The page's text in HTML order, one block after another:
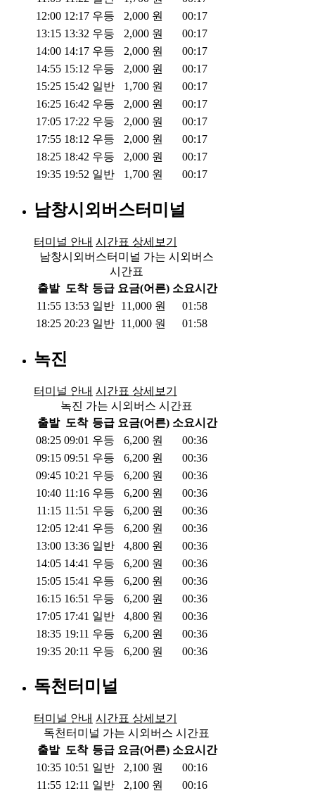
12:00 12:17 우등 2,000 원
00:17
13:15 13:32 우등 2,000 원
00:17
14:00 14:17 우등 2,000 원
00:17
14:55 15:12 우등 2,000 원
00:17
15:25 15:42 일반 1,700 원
00:17
16:25 16:42 우등 2,000 원
00:17
17:05 17:22 우등 2,000 원
00:17
17:55 18:12 우등 2,000 원
00:17
18:25 18:42 우등 2,000 원
00:17
19:35 19:52 일반 1,700 원 00:17
남창시외버스터미널
터미널 안내 시간표 상세보기
남창시외버스터미널 가는 시외버스
시간표
출발 도착 등급 요금(어른) 소요시간
11:55 13:53 일반 11,000 원
01:58
18:25 20:23 일반 11,000 원 01:58
녹진
터미널 안내 시간표 상세보기
녹진 가는 시외버스 시간표
출발 도착 등급 요금(어른) 소요시간
08:25 09:01 우등 6,200 원
00:36
09:15 09:51 우등 6,200 원
00:36
09:45 10:21 우등 6,200 원
00:36
10:40 11:16 우등 6,200 원
00:36
11:15 11:51 우등 6,200 원
00:36
12:05 12:41 우등 6,200 원
00:36
13:00 13:36 일반 4,800 원
00:36
14:05 14:41 우등 6,200 원
00:36
15:05 15:41 우등 6,200 원
00:36
16:15 16:51 우등 6,200 원
00:36
17:05 17:41 일반 4,800 원
00:36
18:35 19:11 우등 6,200 원
00:36
19:35 20:11 우등 6,200 원 00:36
독천터미널
터미널 안내 시간표 상세보기
독천터미널 가는 시외버스 시간표
출발 도착 등급 요금(어른) 소요시간
10:35 10:51 일반 2,100 원
00:16
11:55 12:11 일반 2,100 원
00:16